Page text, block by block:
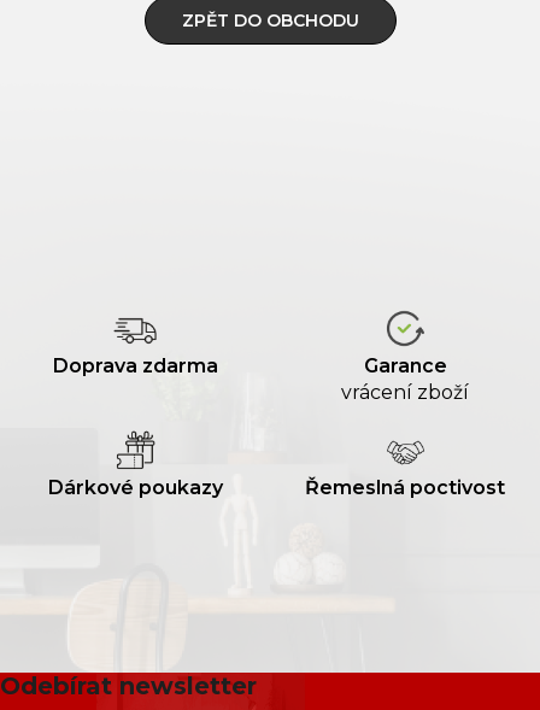
ZPĚT DO OBCHODU
Doprava zdarma
Garance
vrácení zboží
Dárkové poukazy Řemeslná poctivost
Odebírat newsletter